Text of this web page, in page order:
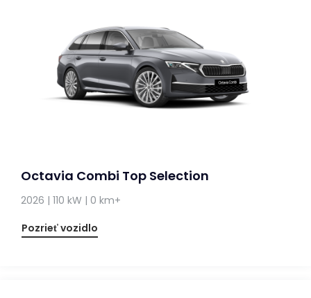
Octavia Combi Top Selection
2026 | 110 kW | 0 km+
Pozrieť vozidlo